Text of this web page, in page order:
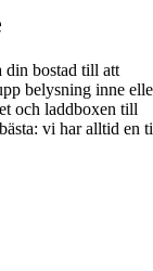
din bostad till att
belysning inne
och laddboxen till
vi har alltid en